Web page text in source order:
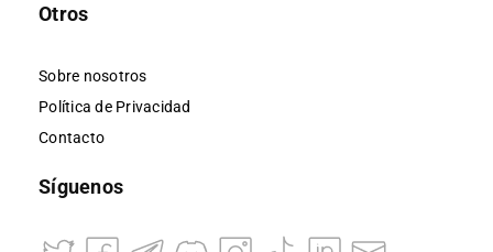
Otros
Sobre nosotros
Política de Privacidad
Contacto
Síguenos